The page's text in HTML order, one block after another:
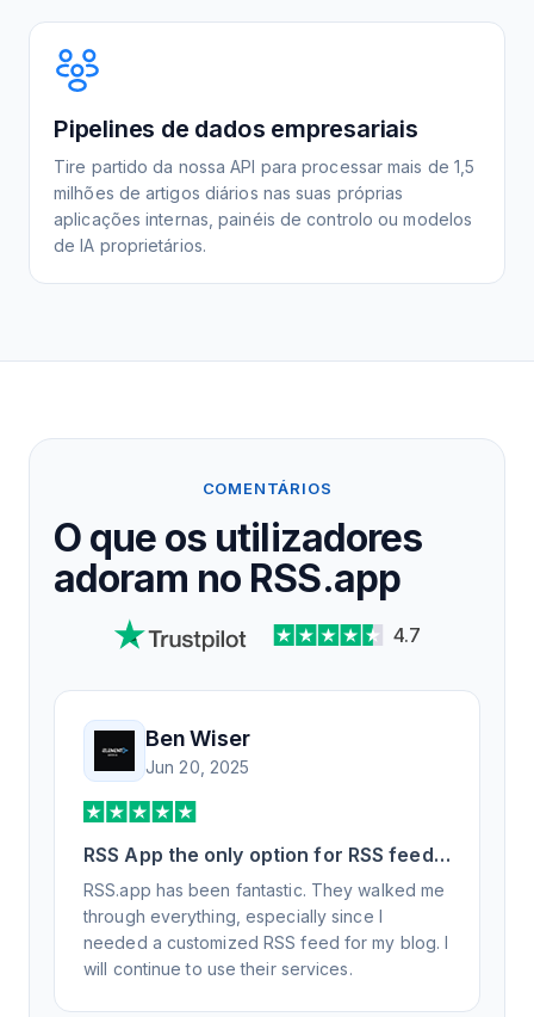
Pipelines de dados empresariais
Tire partido da nossa API para processar mais de 1,5
milhões de artigos diários nas suas próprias
aplicações internas, painéis de controlo ou modelos
de IA proprietários.
COMENTÁRIOS
O que os utilizadores
adoram no RSS.app
4.7
Ben Wiser
Jun 20, 2025
RSS App the only option for RSS feed
generation
RSS.app has been fantastic. They walked me
through everything, especially since I
needed a customized RSS feed for my blog. I
will continue to use their services.